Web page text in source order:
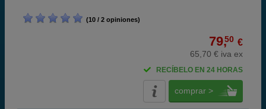
(10 / 2 opiniones)
79,50 €
65,70 € iva ex
RECÍBELO EN 24 HORAS
comprar >